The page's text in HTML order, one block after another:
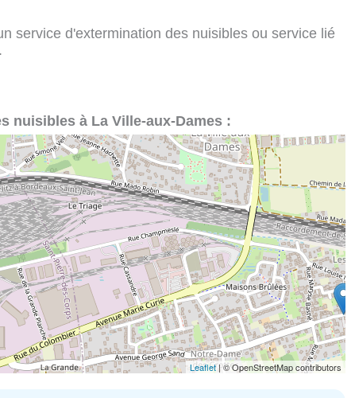
service d'extermination des nuisibles ou service lié
nuisibles à La Ville-aux-Dames :
Leaflet| © OpenStreetMap contributors